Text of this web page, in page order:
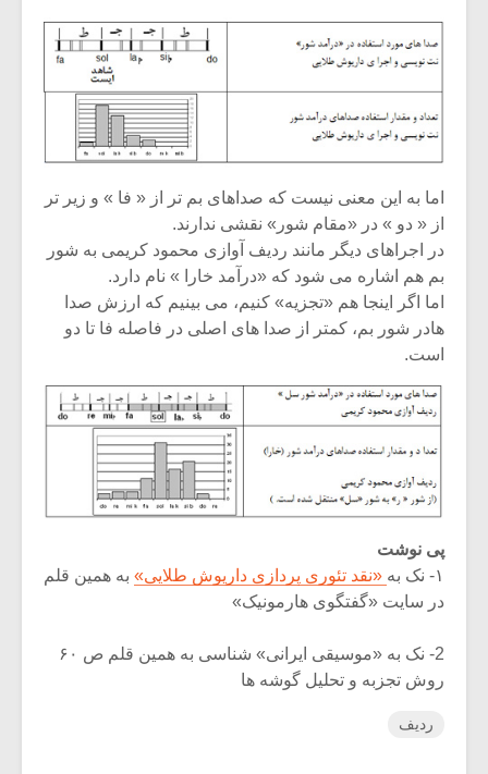
اما به این معنی نیست که صداهای بم تر از « فا » و زیر تر
از « دو » در «مقام شور» نقشی ندارند.
در اجراهای دیگر مانند ردیف آوازی محمود کریمی به شور
بم هم اشاره می شود که «درآمد خارا » نام دارد.
اما اگر اینجا هم «تجزیه» کنیم، می بینیم که ارزش صدا
هادر شور بم، کمتر از صدا های اصلی در فاصله فا تا دو
است.
پی نوشت
۱- نک به
«نقد تئوری پردازی داریوش طلایی» به همین قلم
در سایت «گفتگوی هارمونیک»
2- نک به «موسیقی ایرانی» شناسی به همین قلم ص ۶۰
روش تجزبه و تحلیل گوشه ها
ردیف